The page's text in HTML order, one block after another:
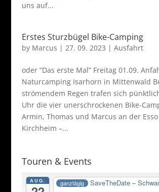
uns auf...
Erstes Sturzbügel Bike-Camping
by Marcus | 27. 09. 2023 | Ausfahrt
oder “Das erste Mal” Freitag 01.09.
Naturcamping Isarhorn in Mittenwald
strömendem Regen trafen sich
Uhr die vier unerschrockenen Bike-
Armin, Thomas und Marcus an der
Kirchheim –...
Touren & Events
AUG. ganztägig
SaveTheDate –